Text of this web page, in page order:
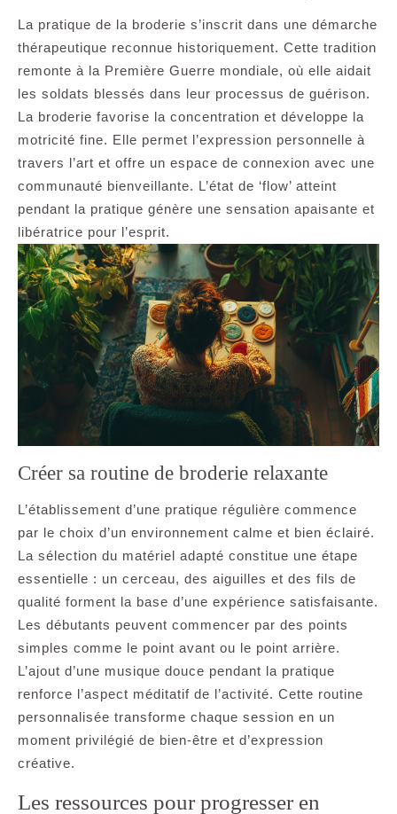
La pratique de la broderie s’inscrit dans une démarche
thérapeutique reconnue historiquement. Cette tradition
remonte à la Première Guerre mondiale, où elle aidait
les soldats blessés dans leur processus de guérison.
La broderie favorise la concentration et développe la
motricité fine. Elle permet l’expression personnelle à
travers l’art et offre un espace de connexion avec une
communauté bienveillante. L’état de ‘flow’ atteint
pendant la pratique génère une sensation apaisante et
libératrice pour l’esprit.
Créer sa routine de broderie relaxante
L’établissement d’une pratique régulière commence
par le choix d’un environnement calme et bien éclairé.
La sélection du matériel adapté constitue une étape
essentielle : un cerceau, des aiguilles et des fils de
qualité forment la base d’une expérience satisfaisante.
Les débutants peuvent commencer par des points
simples comme le point avant ou le point arrière.
L’ajout d’une musique douce pendant la pratique
renforce l’aspect méditatif de l’activité. Cette routine
personnalisée transforme chaque session en un
moment privilégié de bien-être et d’expression
créative.
Les ressources pour progresser en